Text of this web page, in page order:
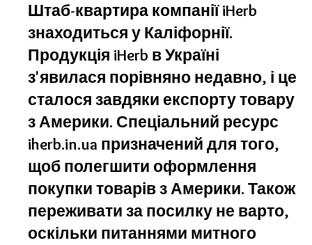
Штаб-квартира компанії iHerb
знаходиться у Каліфорнії.
Продукція iHerb в Україні
з'явилася порівняно недавно, і це
сталося завдяки експорту товару
з Америки. Спеціальний ресурс
iherb.in.ua призначений для того,
щоб полегшити оформлення
покупки товарів з Америки. Також
переживати за посилку не варто,
оскільки питаннями митного